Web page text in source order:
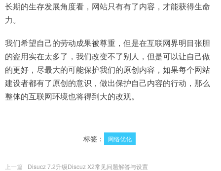
长期的生存发展角度看，网站只有有了内容，才能获得生命
力。
我们希望自己的劳动成果被尊重，但是在互联网界明目张胆
的盗用实在太多了，我们改变不了别人，但是可以让自己做
的更好，尽最大的可能保护我们的原创内容，如果每个网站
建设者都有了原创的意识，做出保护自己内容的行动，那么
整体的互联网环境也将得到大的改观。
标签： 网络优化
上一篇
Disucz 7.2升级Discuz X2常见问题解答与设置